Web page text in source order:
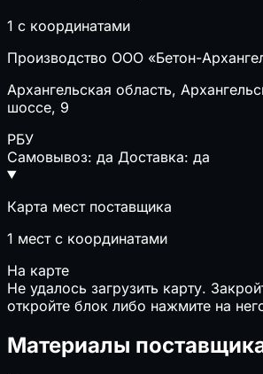
1 с координатами
Производство ООО «Бетон-
Архангельская область,
шоссе, 9
РБУ
Самовывоз: да Доставка: да
Карта мест поставщика
1 мест с координатами
На карте
Не удалось загрузить карту.
откройте блок либо нажмите на
Материалы